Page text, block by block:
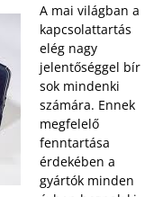
A mai világban a
kapcsolattartás
elég nagy
jelentőséggel bír
sok mindenki
számára. Ennek
megfelelő
fenntartása
érdekében a
gyártók minden